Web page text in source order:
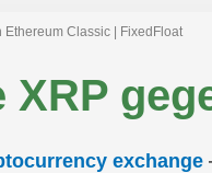
Ethereum Classic | FixedFloat
XRP
exchange